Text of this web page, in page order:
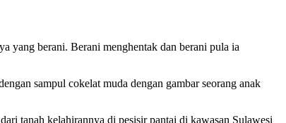
yang berani. Berani menghentak dan berani pula ia
sampul cokelat muda dengan gambar seorang anak
tanah kelahirannya di pesisir pantai di kawasan Sulawesi